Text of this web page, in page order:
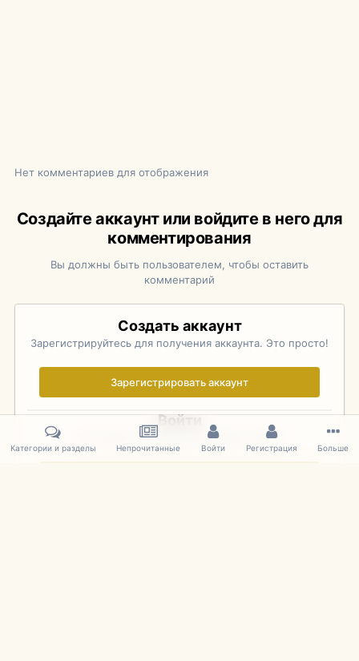
Нет комментариев для отображения
Создайте аккаунт или войдите в него для
комментирования
Вы должны быть пользователем, чтобы оставить
комментарий
Создать аккаунт
Зарегистрируйтесь для получения аккаунта. Это просто!
Зарегистрировать аккаунт
Войти
Уже зарегистрированы? Войдите здесь.
Категории и разделы Непрочитанные Войти Регистрация Больше